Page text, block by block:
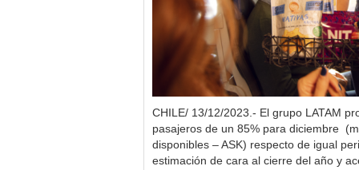
CHILE/ 13/12/2023.- El grupo LATAM
pasajeros de un 85% para diciembre
disponibles – ASK) respecto de igual
estimación de cara al cierre del año y